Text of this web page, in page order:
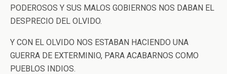
PODEROSOS Y SUS MALOS GOBIERNOS NOS DABAN EL
DESPRECIO DEL OLVIDO.
Y CON EL OLVIDO NOS ESTABAN HACIENDO UNA
GUERRA DE EXTERMINIO, PARA ACABARNOS COMO
PUEBLOS INDIOS.